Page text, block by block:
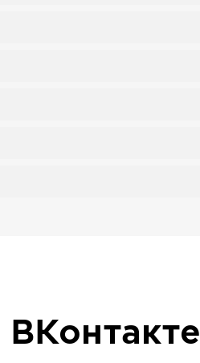
ВКонтакте